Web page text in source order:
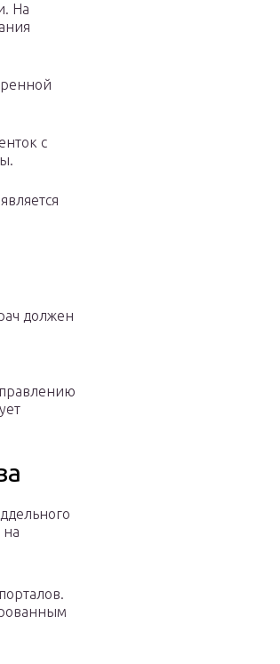
На
с
должен